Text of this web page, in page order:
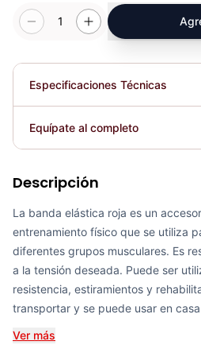
1
Especificaciones Técnicas
Dimensiones
Requiere electricidad
Equípate al completo
COP 49,546.00
COP 46,631.00
Descripción
La banda elástica roja es un
entrenamiento físico que se utiliza
diferentes grupos musculares. Es
a la tensión deseada. Puede ser
resistencia, estiramientos y
transportar y se puede usar en
Ver más